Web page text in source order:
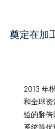
奠定在加
2013 年
和全球
验的翻